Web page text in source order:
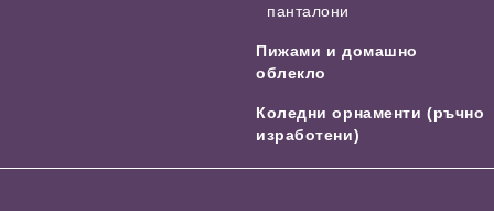
панталони
Пижами и домашно
облекло
Коледни орнаменти (ръчно
изработени)